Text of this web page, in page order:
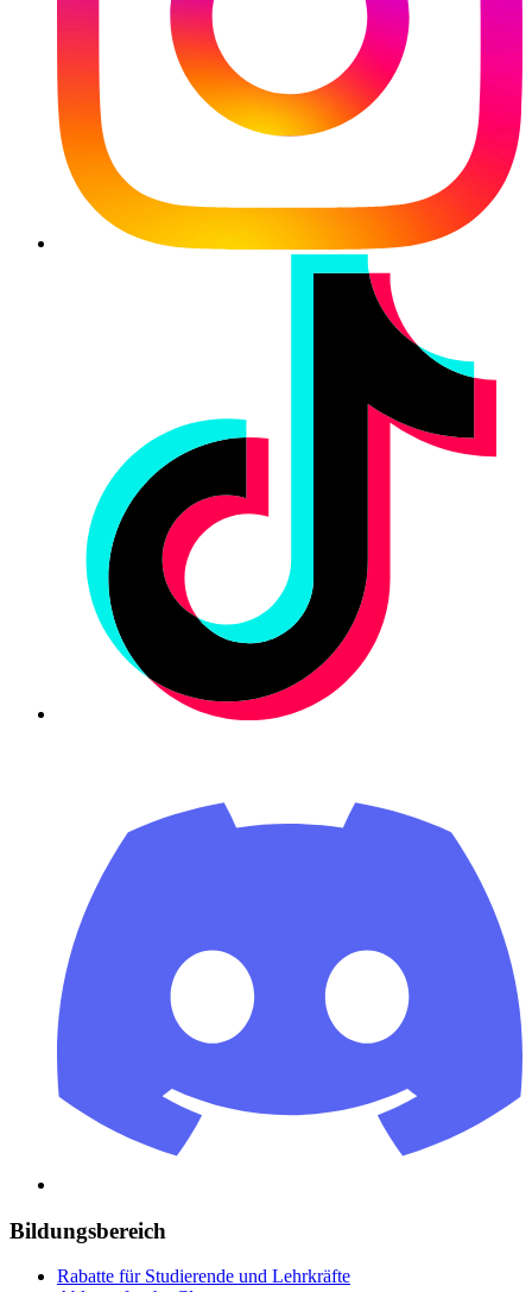
Bildungsbereich
Rabatte für Studierende und Lehrkräfte